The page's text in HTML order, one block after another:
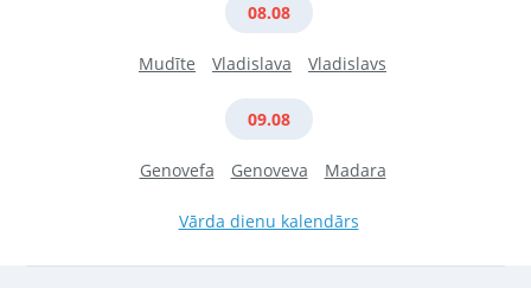
08.08
Mudīte Vladislava Vladislavs
09.08
Genovefa Genoveva Madara
Vārda dienu kalendārs